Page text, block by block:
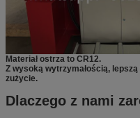
Materiał ostrza to CR12.
Z wysoką wytrzymałością,
zużycie.
Dlaczego z nami